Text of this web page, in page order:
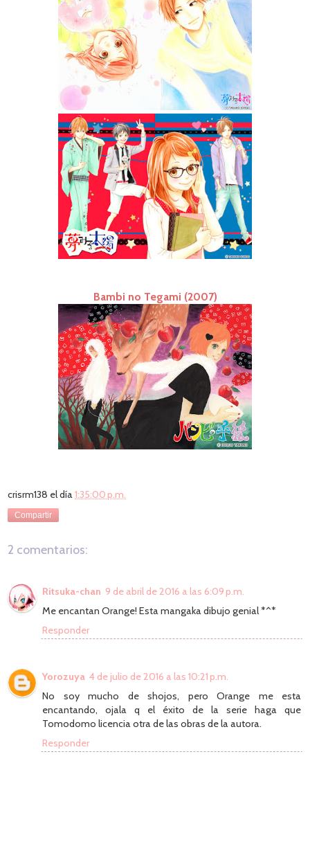
Bambi no Tegami (2007)
crisrm138 el día1:35:00 p.m.
Compartir
2 comentarios:
Ritsuka-chan 9 de abril de 2016 a las 6:09 p.m.
Me encantan Orange! Esta mangaka dibujo genial *^*
Responder
Yorozuya 4 de julio de 2016 a las 10:21 p.m.
No soy mucho de shojos, pero Orange me esta
encantando, ojala q el éxito de la serie haga que
Tomodomo licencia otra de las obras de la autora.
Responder